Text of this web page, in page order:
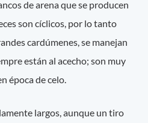
de arena que se producen
son cíclicos, por lo tanto
cardúmenes, se manejan
están al acecho; son muy
época de celo.
largos, aunque un tiro